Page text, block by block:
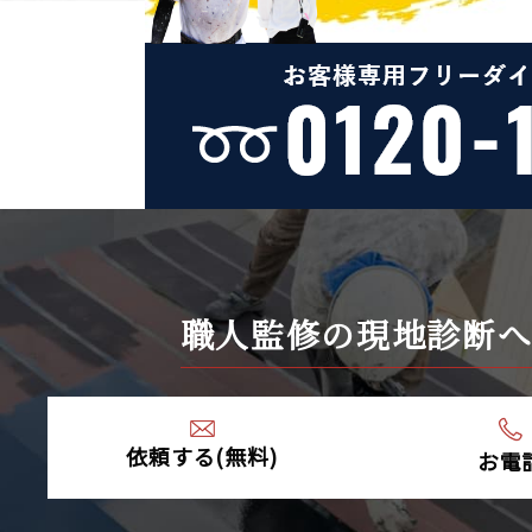
職人監修の現地診断へ
依頼する(無料) お電